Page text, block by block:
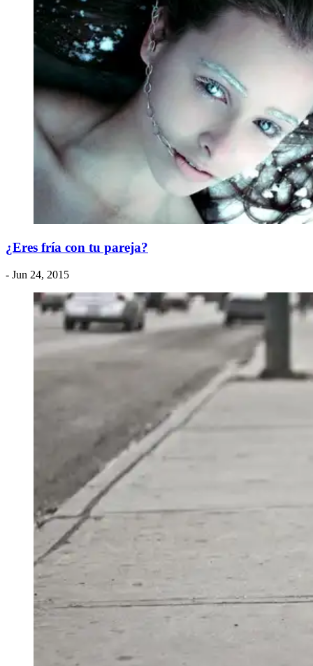
¿Eres fría con tu pareja?
- Jun 24, 2015